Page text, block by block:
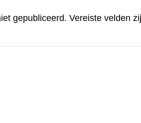
gepubliceerd. Vereiste velden